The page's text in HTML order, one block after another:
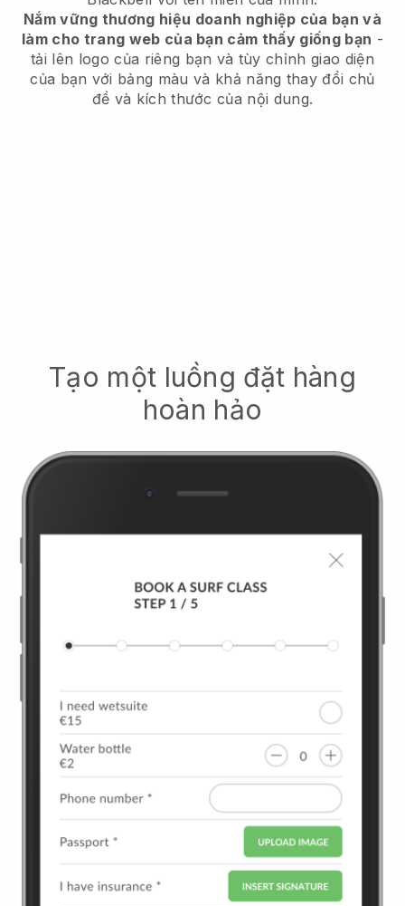
Nắm vững thương hiệu doanh nghiệp của bạn và
làm cho trang web của bạn cảm thấy giống bạn -
tải lên logo của riêng bạn và tùy chỉnh giao diện
của bạn với bảng màu và khả năng thay đổi chủ
đề và kích thước của nội dung.
Tạo một luồng đặt hàng
hoàn hảo